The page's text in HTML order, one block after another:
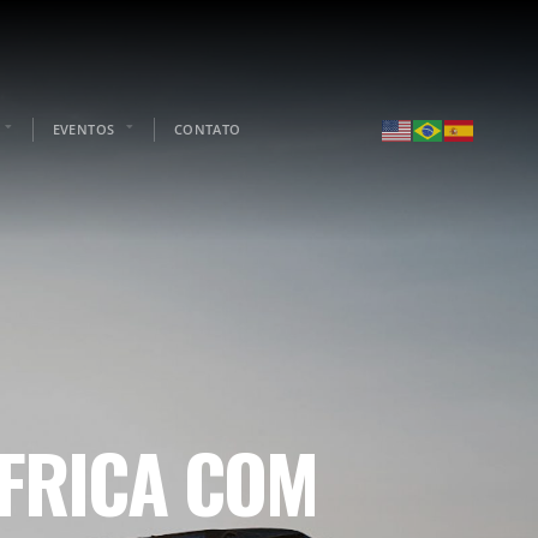
EVENTOS CONTATO
COM